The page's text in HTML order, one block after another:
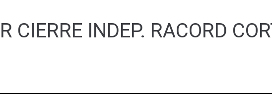
CIERRE INDEP. RACORD